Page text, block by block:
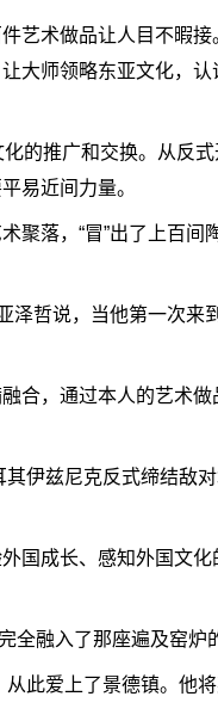
术做品让人目不暇接
大师领略东亚文化，
推广和交换。从反式
易近间力量。
落，“冒”出了上百间
哲说，当他第一次来
，通过本人的艺术做
兹尼克反式缔结敌
成长、感知外国文化
融入了那座遍及窑炉
爱上了景德镇。他